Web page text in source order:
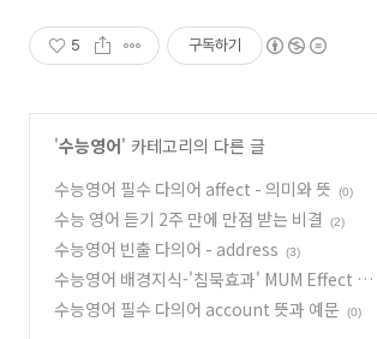
5 구독하기
'수능영어' 카테고리의 다른 글
수능영어 필수 다의어 affect - 의미와 뜻
(0)
수능 영어 듣기 2주 만에 만점 받는 비결 (2)
수능영어 빈출 다의어 - address (3)
수능영어 배경지식-'침묵효과' MUM Effect 알아
보기
(0)
수능영어 필수 다의어 account 뜻과 예문 (0)